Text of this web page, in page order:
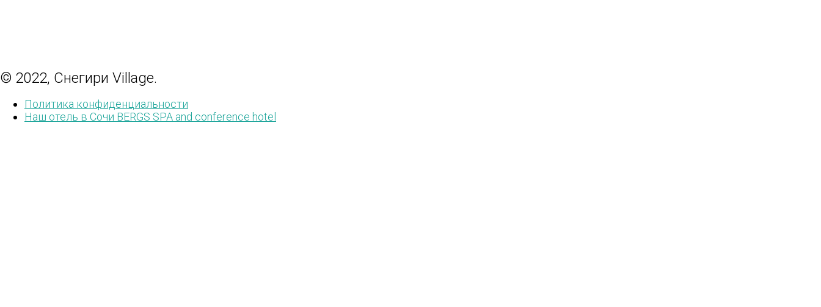
© 2022, Снегири Village.
Политика конфиденциальности
Наш отель в Сочи BERGS SPA and conference hotel